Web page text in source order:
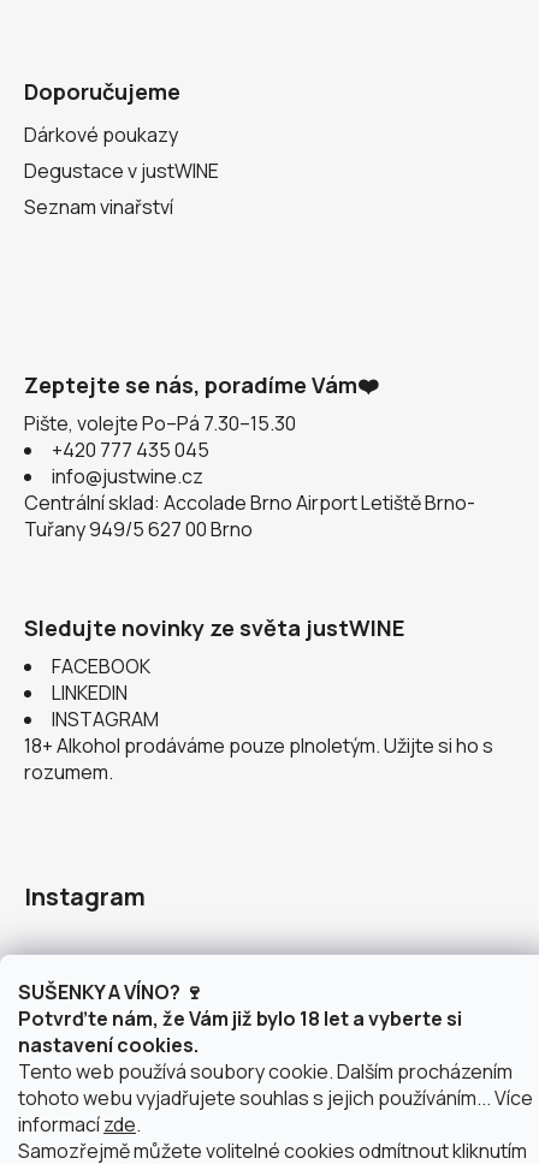
SUŠENKY A VÍNO? 🍷
Potvrďte nám, že Vám již bylo 18 let a vyberte si
nastavení cookies.
Tento web používá soubory cookie. Dalším procházením
tohoto webu vyjadřujete souhlas s jejich používáním... Více
informacízde.
Samozřejmě můžete volitelné cookies odmítnout kliknutím
Doporučujeme
Dárkové poukazy
Degustace v justWINE
Seznam vinařství
Zeptejte se nás, poradíme Vám❤️
Pište, volejte Po–Pá 7.30–15.30
+420 777 435 045
info@justwine.cz
Centrální sklad: Accolade Brno Airport Letiště Brno-
Tuřany 949/5 627 00 Brno
Sledujte novinky ze světa justWINE
FACEBOOK
LINKEDIN
INSTAGRAM
18+ Alkohol prodáváme pouze plnoletým. Užijte si ho s
rozumem.
Instagram
doprava po Brně